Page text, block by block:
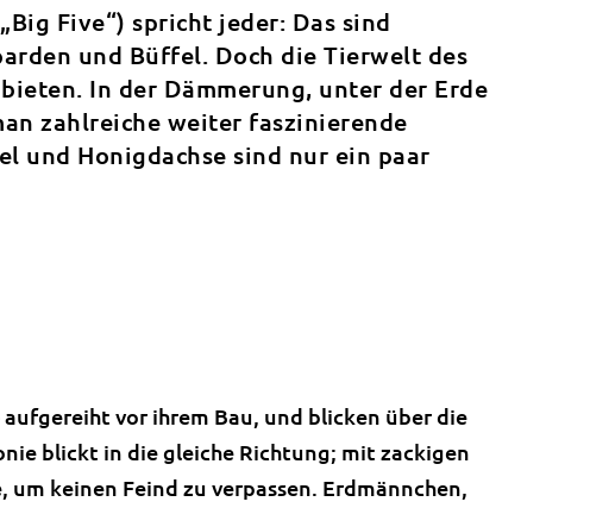
Five“) spricht jeder: Das sind
und Büffel. Doch die Tierwelt des
In der Dämmerung, unter der Erde
zahlreiche weiter faszinierende
und Honigdachse sind nur ein paar
vor ihrem Bau, und blicken über die
blickt in die gleiche Richtung; mit zackigen
keinen Feind zu verpassen. Erdmännchen,